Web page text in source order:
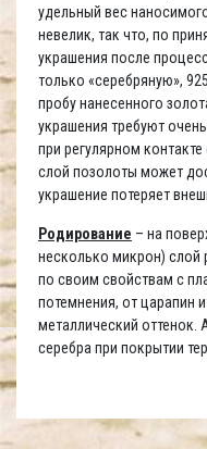
удельный вес
невелик, так что, по
украшения после
только «серебряную»,
пробу нанесенного
украшения требуют
при регулярном
слой позолоты может
украшение потеряет
Родирование – на
несколько микрон) слой
по своим свойствам с
потемнения, от царапин
металлический оттенок.
серебра при покрытии